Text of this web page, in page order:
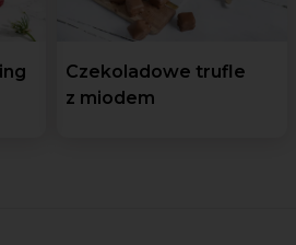
Czekoladowe trufle
z miodem